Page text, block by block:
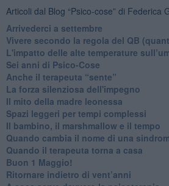
Articoli dal Blog “Psico-cose” di Federica
​Arrivederci a settembre
​Vivere secondo la regola del QB
​L'impatto delle alte temperature
Sei anni di Psico-Cose
​Anche il terapeuta “sente”
​La forza silenziosa dell'impegno
​Il mito della madre leonessa
Spazi leggeri per tempi complessi
Il bambino, il marshmallow e il tempo
​Quando cambia il nome di una
​Quando il terapeuta torna a casa
​Buon 1 Maggio!
Ritornare indietro di vent’anni